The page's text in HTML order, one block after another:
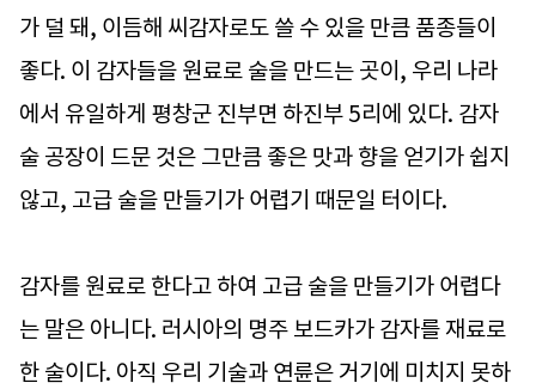
가 덜 돼, 이듬해 씨감자로도 쓸 수 있을 만큼 품종들이
좋다. 이 감자들을 원료로 술을 만드는 곳이, 우리 나라
에서 유일하게 평창군 진부면 하진부 5리에 있다. 감자
술 공장이 드문 것은 그만큼 좋은 맛과 향을 얻기가 쉽지
않고, 고급 술을 만들기가 어렵기 때문일 터이다.
감자를 원료로 한다고 하여 고급 술을 만들기가 어렵다
는 말은 아니다. 러시아의 명주 보드카가 감자를 재료로
한 술이다. 아직 우리 기술과 연륜은 거기에 미치지 못하